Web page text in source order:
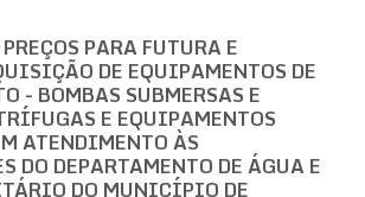
PARA FUTURA E
DE EQUIPAMENTOS DE
- BOMBAS SUBMERSAS E
E EQUIPAMENTOS
ATENDIMENTO ÀS
DO DEPARTAMENTO DE ÁGUA E
DO MUNICÍPIO DE